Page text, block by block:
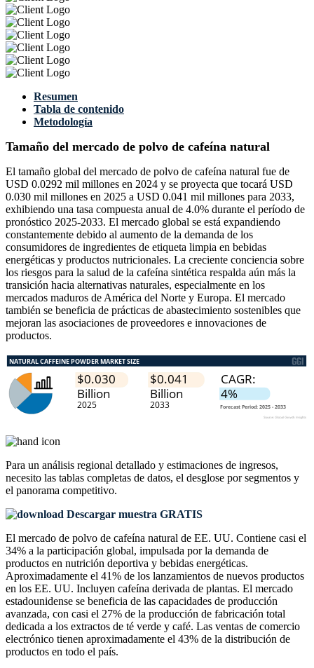
Resumen
Tabla de contenido
Metodología
Tamaño del mercado de polvo de cafeína natural
El tamaño global del mercado de polvo de cafeína natural fue de
USD 0.0292 mil millones en 2024 y se proyecta que tocará USD
0.030 mil millones en 2025 a USD 0.041 mil millones para 2033,
exhibiendo una tasa compuesta anual de 4.0% durante el período de
pronóstico 2025-2033. El mercado global se está expandiendo
constantemente debido al aumento de la demanda de los
consumidores de ingredientes de etiqueta limpia en bebidas
energéticas y productos nutricionales. La creciente conciencia sobre
los riesgos para la salud de la cafeína sintética respalda aún más la
transición hacia alternativas naturales, especialmente en los
mercados maduros de América del Norte y Europa. El mercado
también se beneficia de prácticas de abastecimiento sostenibles que
mejoran las asociaciones de proveedores e innovaciones de
productos.
Para un análisis regional detallado y estimaciones de ingresos,
necesito las tablas completas de datos, el desglose por segmentos y
el panorama competitivo.
Descargar muestra GRATIS
El mercado de polvo de cafeína natural de EE. UU. Contiene casi el
34% a la participación global, impulsada por la demanda de
productos en nutrición deportiva y bebidas energéticas.
Aproximadamente el 41% de los lanzamientos de nuevos productos
en los EE. UU. Incluyen cafeína derivada de plantas. El mercado
estadounidense se beneficia de las capacidades de producción
avanzada, con casi el 27% de la producción de fabricación total
dedicada a los extractos de té verde y café. Las ventas de comercio
electrónico tienen aproximadamente el 43% de la distribución de
productos en todo el país.